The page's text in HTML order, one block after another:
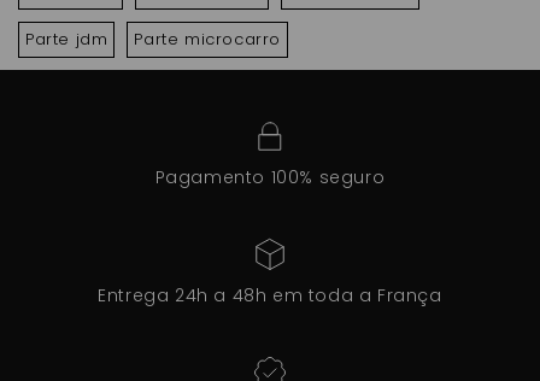
Parte jdm Parte microcarro
Pagamento 100% seguro
Entrega 24h a 48h em toda a França